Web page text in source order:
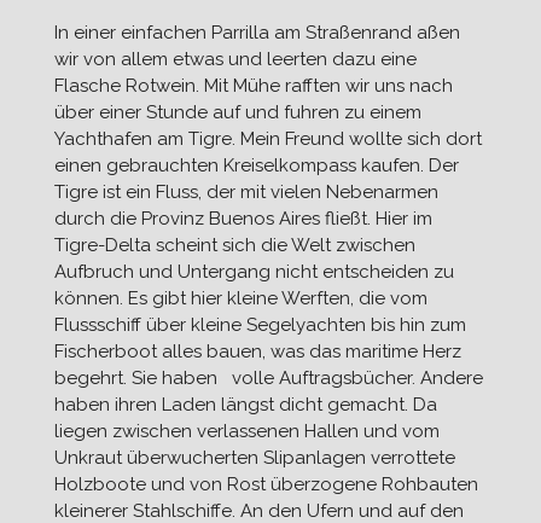
In einer einfachen Parrilla am Straßenrand aßen
wir von allem etwas und leerten dazu eine
Flasche Rotwein. Mit Mühe rafften wir uns nach
über einer Stunde auf und fuhren zu einem
Yachthafen am Tigre. Mein Freund wollte sich dort
einen gebrauchten Kreiselkompass kaufen. Der
Tigre ist ein Fluss, der mit vielen Nebenarmen
durch die Provinz Buenos Aires fließt. Hier im
Tigre-Delta scheint sich die Welt zwischen
Aufbruch und Untergang nicht entscheiden zu
können. Es gibt hier kleine Werften, die vom
Flussschiff über kleine Segelyachten bis hin zum
Fischerboot alles bauen, was das maritime Herz
begehrt. Sie haben volle Auftragsbücher. Andere
haben ihren Laden längst dicht gemacht. Da
liegen zwischen verlassenen Hallen und vom
Unkraut überwucherten Slipanlagen verrottete
Holzboote und von Rost überzogene Rohbauten
kleinerer Stahlschiffe. An den Ufern und auf den